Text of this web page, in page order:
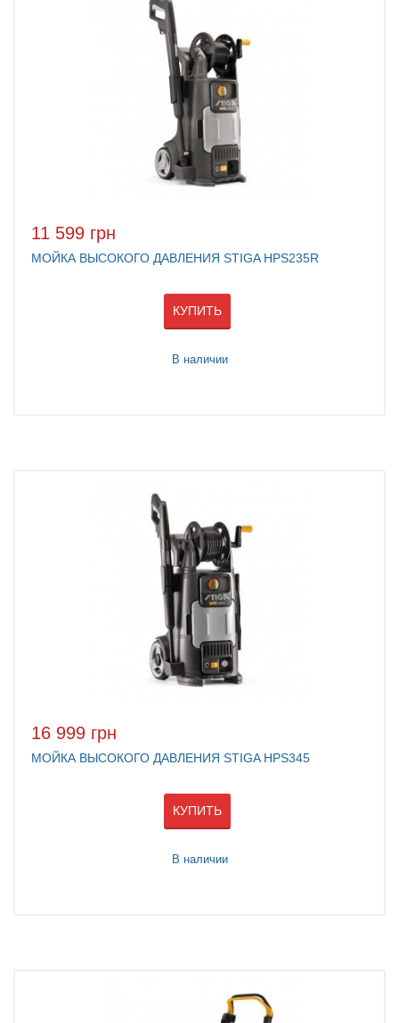
11 599 грн
МОЙКА ВЫСОКОГО ДАВЛЕНИЯ STIGA HPS235R
КУПИТЬ
В наличии
16 999 грн
МОЙКА ВЫСОКОГО ДАВЛЕНИЯ STIGA HPS345
КУПИТЬ
В наличии